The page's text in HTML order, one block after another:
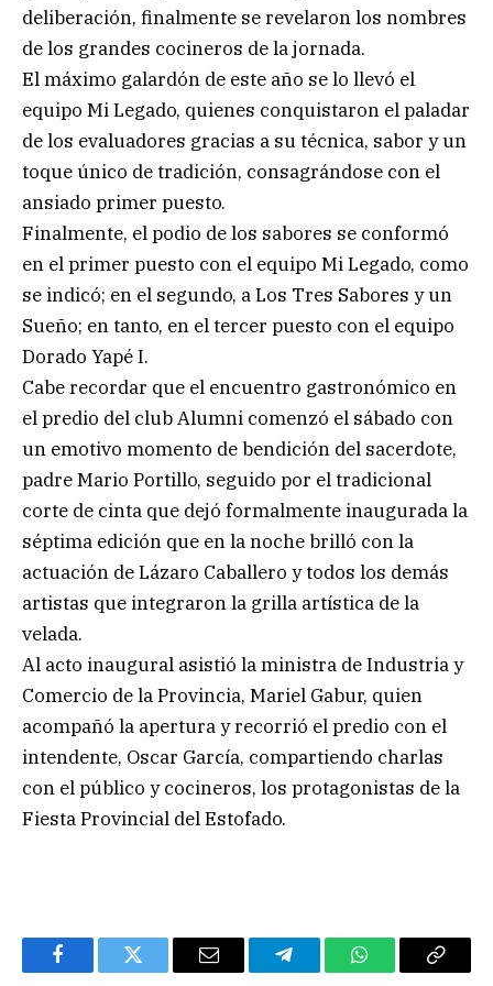
deliberación, finalmente se revelaron los nombres
de los grandes cocineros de la jornada.
El máximo galardón de este año se lo llevó el
equipo Mi Legado, quienes conquistaron el paladar
de los evaluadores gracias a su técnica, sabor y un
toque único de tradición, consagrándose con el
ansiado primer puesto.
Finalmente, el podio de los sabores se conformó
en el primer puesto con el equipo Mi Legado, como
se indicó; en el segundo, a Los Tres Sabores y un
Sueño; en tanto, en el tercer puesto con el equipo
Dorado Yapé I.
Cabe recordar que el encuentro gastronómico en
el predio del club Alumni comenzó el sábado con
un emotivo momento de bendición del sacerdote,
padre Mario Portillo, seguido por el tradicional
corte de cinta que dejó formalmente inaugurada la
séptima edición que en la noche brilló con la
actuación de Lázaro Caballero y todos los demás
artistas que integraron la grilla artística de la
velada.
Al acto inaugural asistió la ministra de Industria y
Comercio de la Provincia, Mariel Gabur, quien
acompañó la apertura y recorrió el predio con el
intendente, Oscar García, compartiendo charlas
con el público y cocineros, los protagonistas de la
Fiesta Provincial del Estofado.
FacebookTwitter Email TelegramWhatsAppCopy